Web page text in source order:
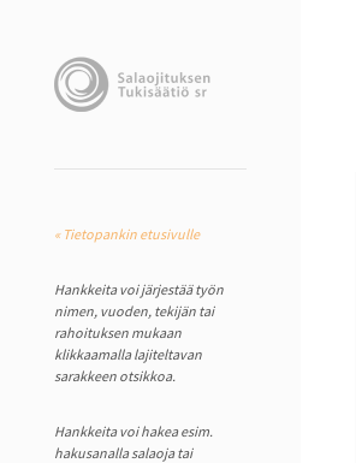
« Tietopankin etusivulle
Hankkeita voi järjestää työn
nimen, vuoden, tekijän tai
rahoituksen mukaan
klikkaamalla lajiteltavan
sarakkeen otsikkoa.
Hankkeita voi hakea esim.
hakusanalla salaoja tai